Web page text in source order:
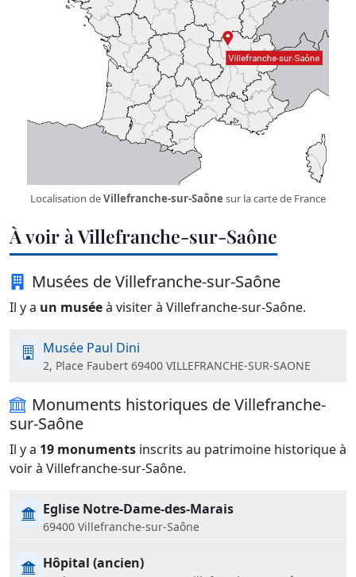
Localisation deVillefranche-sur-Saônesur la carte de France
À voir à Villefranche-sur-Saône
Musées de Villefranche-sur-Saône
Il y a un muséeà visiter à Villefranche-sur-Saône.
Musée Paul Dini
2, Place Faubert 69400 VILLEFRANCHE-SUR-SAONE
Monuments historiques de Villefranche-
sur-Saône
Il y a 19 monuments inscrits au patrimoine historique à
voir à Villefranche-sur-Saône.
Eglise Notre-Dame-des-Marais
69400 Villefranche-sur-Saône
Hôpital (ancien)